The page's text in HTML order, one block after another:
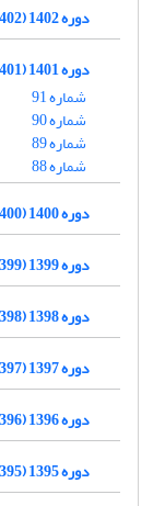
دوره 1402 (1402)
دوره 1401 (1401)
شماره 91
شماره 90
شماره 89
شماره 88
دوره 1400 (1400)
دوره 1399 (1399)
دوره 1398 (1398)
دوره 1397 (1397)
دوره 1396 (1396)
دوره 1395 (1395)